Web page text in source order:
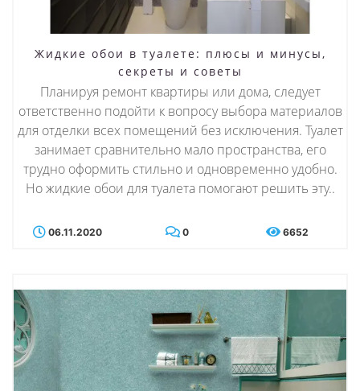
Жидкие обои в туалете: плюсы и минусы,
секреты и советы
Планируя ремонт квартиры или дома, следует
ответственно подойти к вопросу выбора материалов
для отделки всех помещений без исключения. Туалет
занимает сравнительно мало пространства, его
трудно оформить стильно и одновременно удобно.
Но жидкие обои для туалета помогают решить эту..
06.11.2020 0 6652